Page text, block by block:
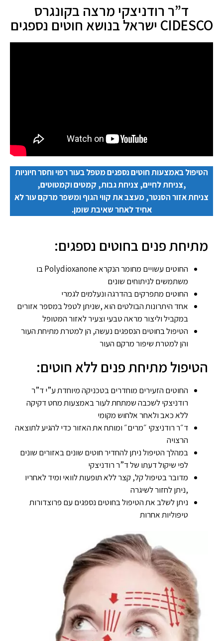
ד”ר רודניצקי מרצה בקונגרס
CIDESCO ישראל בנושא חוטים נספגים
הטיפול באמצעות חוטים נספגים מטפל בעור רפוי וחסר חיוניות
,צניחת לחיים, צניחת גבות, קמטים וקמטוטים,
צניחת אזור הסנטר, מעצב את קווי הגוף ומשפר מרקם עור לא
אחיד לאחר שאיבת שומן.
מתיחת פנים בחוטים נספגים:
החוטים עשויים מחומר הנקרא Polydioxanone בו
משתמשים לניתוחים שונים
החוטים מתפרקים בהדרגה ונעלמים לגמרי
אחד היתרונות הבולטים הוא ,שניתן לטפל במספר אזורים
במקביל וליצור מראה טבעי וצעיר לאזור המטופל
הטיפול בחוטים הנספגים נעשה, הן למטרת מתיחת העור
והן למטרת שיפור מרקם העור
הטיפול מתיחת פנים ללא חוטים:
החוטים הזעירים מוחדרים בטכניקה מיוחדת ע”י ד”ר
רודניצקי לשכבה שמתחת לעור באמצעות מחט דקיקה
ללא כאב ולאחר אלחוש מקומי
ד״ר רודניצקי ״מרים״ ומותח את האזור כדי להגיע לתוצאה
הרצויה
במהלך הטיפול ניתן להחדיר חוטים שונים באזורים שונים
לפי שיקול דעתו של ד”ר רודניצקי
מדובר בטיפול קל, קצר ללא תופעות לוואי ומיד לאחריו
,ניתן לחזור לשיגרה
ניתן לשלב את הטיפול בחוטים נספגים עם פרוצדורות
טיפוליות אחרות